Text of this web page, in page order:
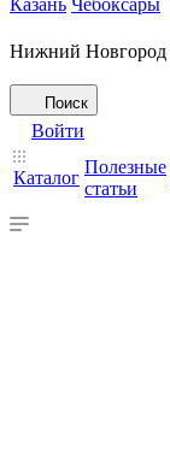
Казань Чебоксары
Нижний Новгород
Поиск
Войти
Каталог
Полезные
статьи